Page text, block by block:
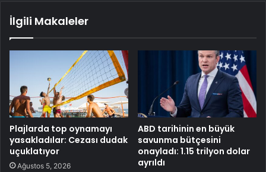
İlgili Makaleler
Plajlarda top oynamayı
yasakladılar: Cezası dudak
uçuklatıyor
Ağustos 5, 2026
ABD tarihinin en büyük
savunma bütçesini
onayladı: 1.15 trilyon dolar
ayrıldı